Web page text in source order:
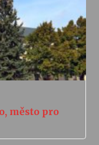
město pro